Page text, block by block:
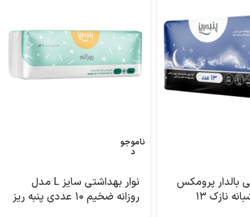
بالدار پرومکس
سایز XXL شبانه نازک ۱۳
ناموجو
د
نوار بهداشتی سایز L مدل
روزانه ضخیم ۱۰ عددی پنبه ریز